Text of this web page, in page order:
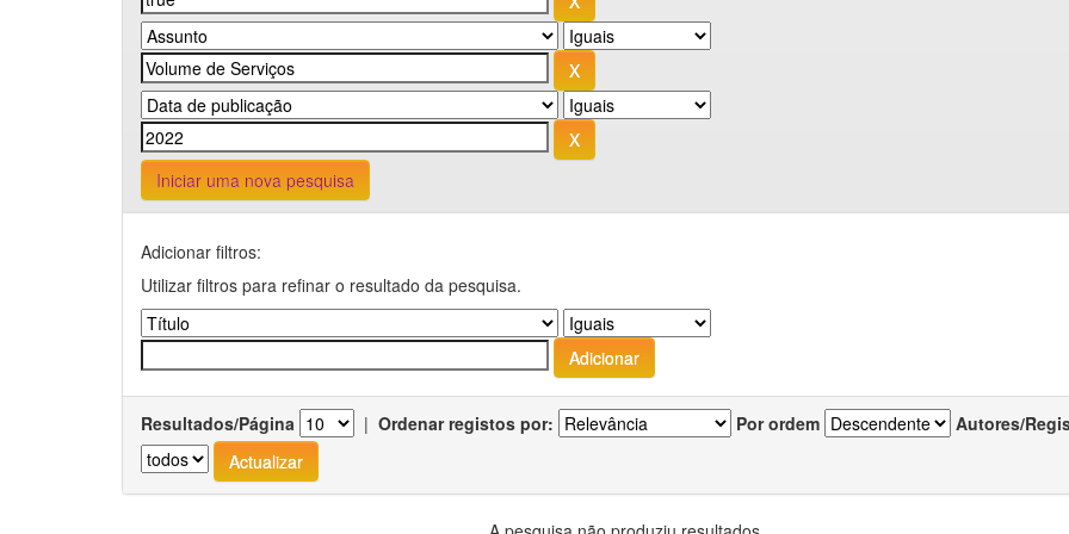
Iniciar uma nova pesquisa
Adicionar filtros:
Utilizar filtros para refinar o resultado da pesquisa.
Resultados/Página | Ordenar registos por: Por ordem Autores/